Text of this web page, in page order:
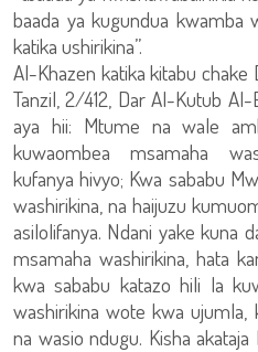
baada ya kugundua kwamba
katika ushirikina”.
Al-Khazen katika kitabu
Tanzil, 2/412, Dar Al-Kutub
aya hii: Mtume na wale
kuwaombea msamaha
kufanya hivyo; Kwa sababu
washirikina, na haijuzu
asilolifanya. Ndani yake kuna
msamaha washirikina, hata
kwa sababu katazo hili la
washirikina wote kwa ujumla,
na wasio ndugu. Kisha